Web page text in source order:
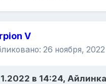
V
26 ноября, 2022
в 14:24, Айлинка